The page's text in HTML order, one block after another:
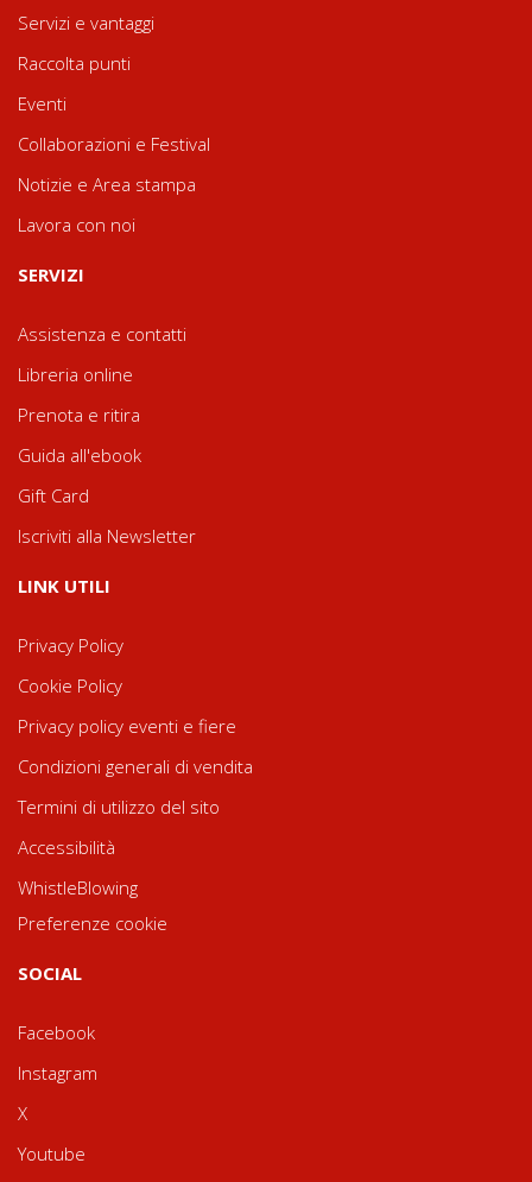
Servizi e vantaggi
Raccolta punti
Eventi
Collaborazioni e Festival
Notizie e Area stampa
Lavora con noi
SERVIZI
Assistenza e contatti
Libreria online
Prenota e ritira
Guida all'ebook
Gift Card
Iscriviti alla Newsletter
LINK UTILI
Privacy Policy
Cookie Policy
Privacy policy eventi e fiere
Condizioni generali di vendita
Termini di utilizzo del sito
Accessibilità
WhistleBlowing
Preferenze cookie
SOCIAL
Facebook
Instagram
X
Youtube